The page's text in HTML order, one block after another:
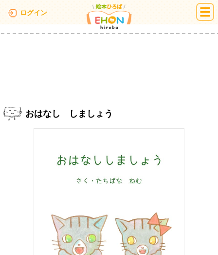
ログイン 絵本ひろば
おはなし しましょう